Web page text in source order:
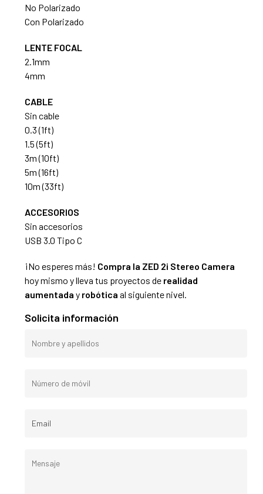
No Polarizado
Con Polarizado
LENTE FOCAL
2.1mm
4mm
CABLE
Sin cable
0.3 (1ft)
1.5 (5ft)
3m (10ft)
5m (16ft)
10m (33ft)
ACCESORIOS
Sin accesorios
USB 3.0 Tipo C
¡No esperes más! Compra la ZED 2i Stereo Camera
hoy mismo y lleva tus proyectos de realidad
aumentada y robótica al siguiente nivel.
Solicita información